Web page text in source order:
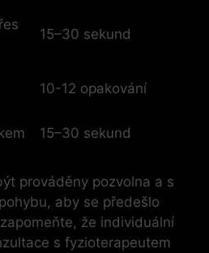
15–30 sekund
10-12 opakování
15–30 sekund
prováděny pozvolna a s
aby se předešlo
že individuální
s fyzioterapeutem